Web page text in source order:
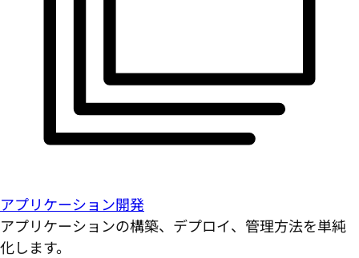
アプリケーション開発
アプリケーションの構築、デプロイ、管理方法を単純
化します。